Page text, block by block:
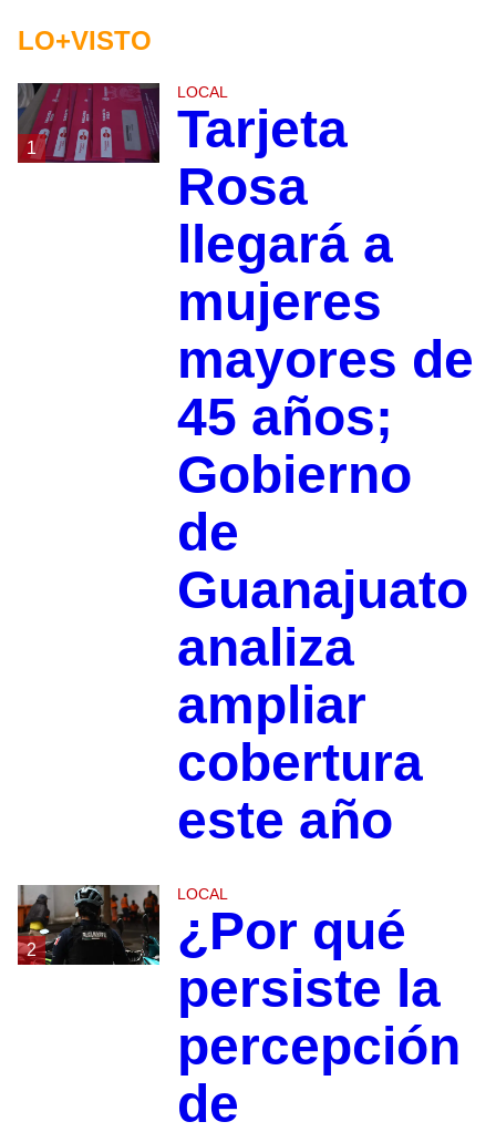
LO+VISTO
1
LOCAL
Tarjeta
Rosa
llegará a
mujeres
mayores de
45 años;
Gobierno
de
Guanajuato
analiza
ampliar
cobertura
este año
2
LOCAL
¿Por qué
persiste la
percepción
de